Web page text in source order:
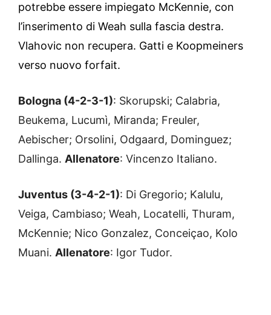
potrebbe essere impiegato McKennie, con
l’inserimento di Weah sulla fascia destra.
Vlahovic non recupera. Gatti e Koopmeiners
verso nuovo forfait.
Bologna (4-2-3-1): Skorupski; Calabria,
Beukema, Lucumì, Miranda; Freuler,
Aebischer; Orsolini, Odgaard, Dominguez;
Dallinga. Allenatore: Vincenzo Italiano.
Juventus (3-4-2-1): Di Gregorio; Kalulu,
Veiga, Cambiaso; Weah, Locatelli, Thuram,
McKennie; Nico Gonzalez, Conceiçao, Kolo
Muani. Allenatore: Igor Tudor.